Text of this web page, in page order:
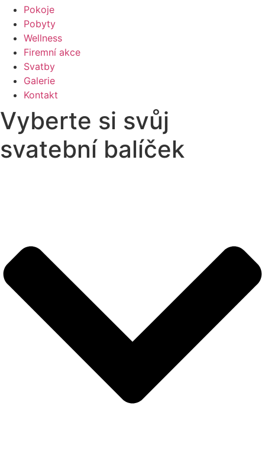
Pokoje
Pobyty
Wellness
Firemní akce
Svatby
Galerie
Kontakt
Vyberte si svůj
svatební balíček